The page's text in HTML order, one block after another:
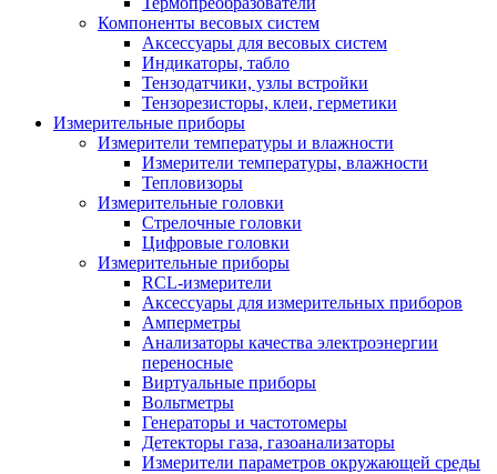
Компоненты весовых систем
Аксессуары для весовых систем
Индикаторы, табло
Тензодатчики, узлы встройки
Тензорезисторы, клеи, герметики
Измерительные приборы
Измерители температуры и влажности
Измерители температуры, влажности
Тепловизоры
Измерительные головки
Стрелочные головки
Цифровые головки
Измерительные приборы
RCL-измерители
Аксессуары для измерительных приборов
Амперметры
Анализаторы качества электроэнергии
переносные
Виртуальные приборы
Вольтметры
Генераторы и частотомеры
Детекторы газа, газоанализаторы
Измерители параметров окружающей среды